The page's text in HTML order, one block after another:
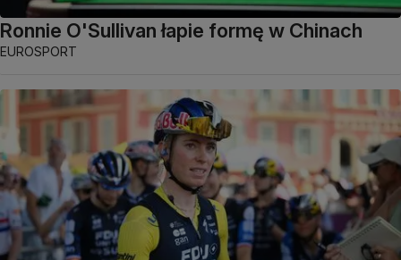
Ronnie O'Sullivan łapie formę w Chinach
EUROSPORT